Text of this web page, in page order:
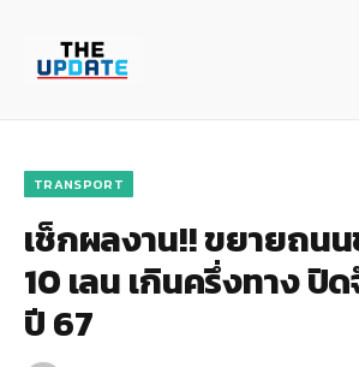
TRANSPORT
เช็กผลงาน!! ขยายถน
10 เลน เกินครึ่งทาง ปิ
ปี 67